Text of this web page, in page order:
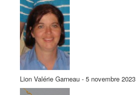
Lion Valérie Garneau - 5 novembre 2023